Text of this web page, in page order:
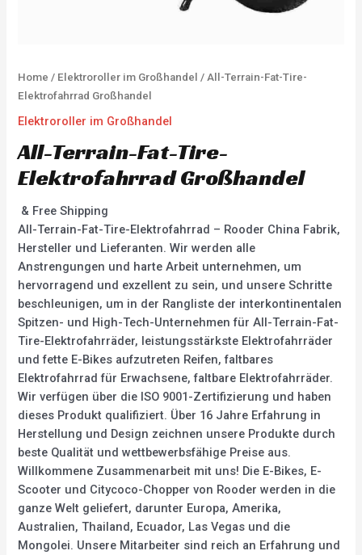
Home / Elektroroller im Großhandel / All-Terrain-Fat-Tire-
Elektrofahrrad Großhandel
Elektroroller im Großhandel
All-Terrain-Fat-Tire-
Elektrofahrrad Großhandel
& Free Shipping
All-Terrain-Fat-Tire-Elektrofahrrad – Rooder China Fabrik,
Hersteller und Lieferanten. Wir werden alle
Anstrengungen und harte Arbeit unternehmen, um
hervorragend und exzellent zu sein, und unsere Schritte
beschleunigen, um in der Rangliste der interkontinentalen
Spitzen- und High-Tech-Unternehmen für All-Terrain-Fat-
Tire-Elektrofahrräder, leistungsstärkste Elektrofahrräder
und fette E-Bikes aufzutreten Reifen, faltbares
Elektrofahrrad für Erwachsene, faltbare Elektrofahrräder.
Wir verfügen über die ISO 9001-Zertifizierung und haben
dieses Produkt qualifiziert. Über 16 Jahre Erfahrung in
Herstellung und Design zeichnen unsere Produkte durch
beste Qualität und wettbewerbsfähige Preise aus.
Willkommene Zusammenarbeit mit uns! Die E-Bikes, E-
Scooter und Citycoco-Chopper von Rooder werden in die
ganze Welt geliefert, darunter Europa, Amerika,
Australien, Thailand, Ecuador, Las Vegas und die
Mongolei. Unsere Mitarbeiter sind reich an Erfahrung und